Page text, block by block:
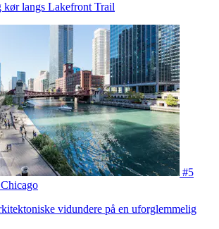
kør langs Lakefront Trail
#5
vidundere på en uforglemmelig